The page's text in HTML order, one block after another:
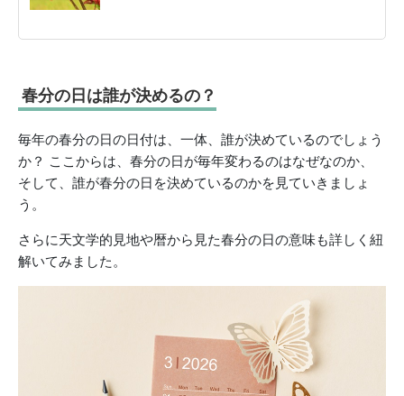
春分の日は誰が決めるの？
毎年の春分の日の日付は、一体、誰が決めているのでしょう
か？ ここからは、春分の日が毎年変わるのはなぜなのか、
そして、誰が春分の日を決めているのかを見ていきましょ
う。
さらに天文学的見地や暦から見た春分の日の意味も詳しく紐
解いてみました。